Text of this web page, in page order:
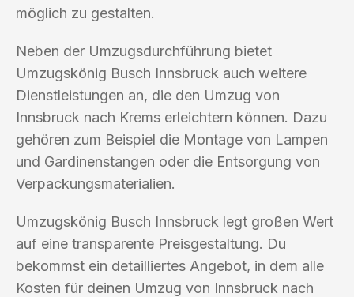
möglich zu gestalten.
Neben der Umzugsdurchführung bietet
Umzugskönig Busch Innsbruck auch weitere
Dienstleistungen an, die den Umzug von
Innsbruck nach Krems erleichtern können. Dazu
gehören zum Beispiel die Montage von Lampen
und Gardinenstangen oder die Entsorgung von
Verpackungsmaterialien.
Umzugskönig Busch Innsbruck legt großen Wert
auf eine transparente Preisgestaltung. Du
bekommst ein detailliertes Angebot, in dem alle
Kosten für deinen Umzug von Innsbruck nach